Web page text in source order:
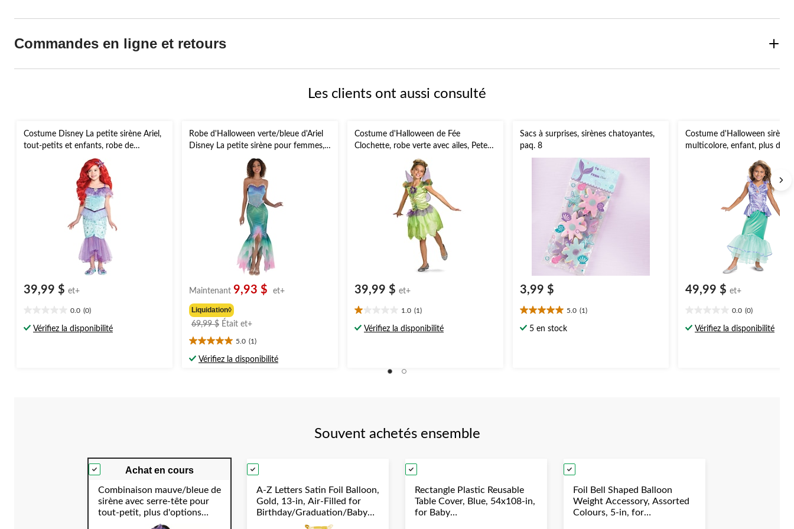
Commandes en ligne et retours
Les clients ont aussi consulté
Costume Disney La petite sirène Ariel,
tout-petits et enfants, robe de
princesse bleu/violet, tailles variées
39,99 $ et+
0.0 (0)
étoile(s)
Vérifiez la disponibilité
Robe d'Halloween verte/bleue d'Ariel
Disney La petite sirène pour femmes,
Maintenant 9,93 $ et+
Liquidation◊
69,99 $ Était et+prix
à
partir
5.0 (1)
5.0
étoile(s)
Vérifiez la disponibilité
Costume d'Halloween de Fée
Clochette, robe verte avec ailes, Peter
Pan de Disney, enfants et tout-petits,
39,99 $ et+
1.0 (1)
1.0
étoile(s)
évaluation
Vérifiez la disponibilité
Sacs à surprises, sirènes chatoyantes,
paq. 8
3,99 $
5.0 (1)
5.0
étoile(s)
5 en stock
Costume d'Halloween sirène
multicolore, enfant, plus
49,99 $ et+
0.0 (0)
étoile(s)
Vérifiez la disponibilité
Souvent achetés ensemble
Achat en cours
Combinaison mauve/bleue de
sirène avec serre-tête pour
tout-petit, plus d'options
A-Z Letters Satin Foil Balloon,
Gold, 13-in, Air-Filled for
Birthday/Graduation/Baby
Shower/Wedding
Rectangle Plastic Reusable
Table Cover, Blue, 54x108-in,
for Baby
Foil Bell Shaped Balloon
Weight Accessory, Assorted
Colours, 5-in, for